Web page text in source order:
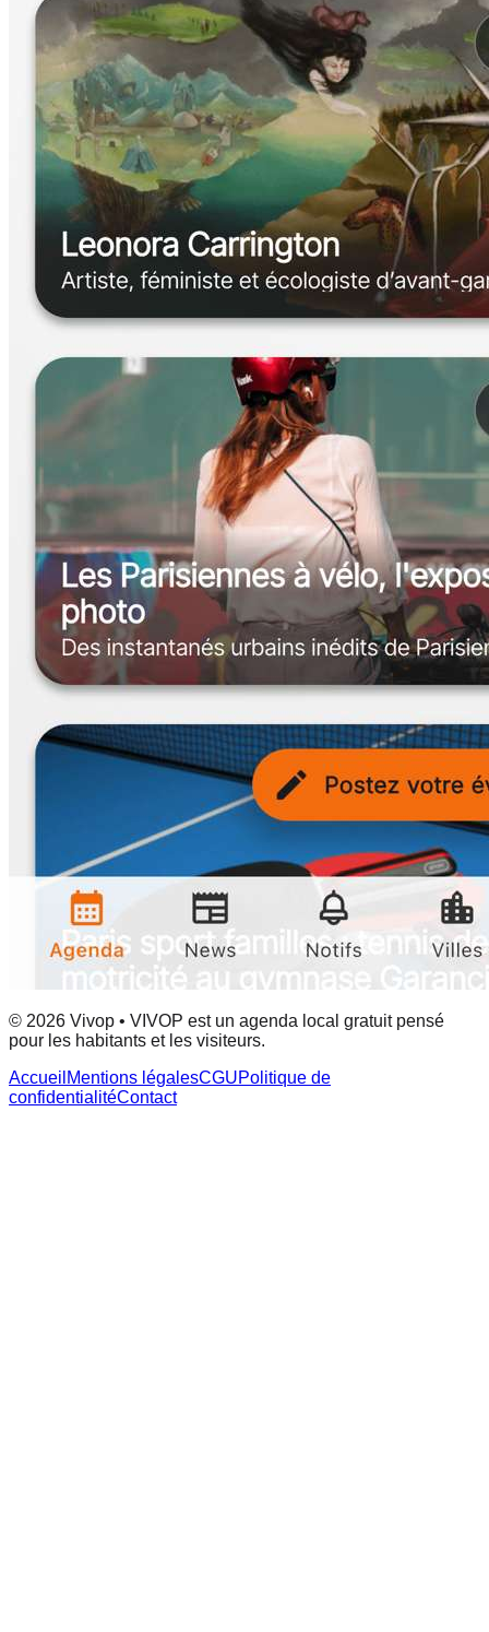
© 2026 Vivop • VIVOP est un agenda local gratuit pensé
pour les habitants et les visiteurs.
Accueil Mentions légalesCGUPolitique de
confidentialitéContact